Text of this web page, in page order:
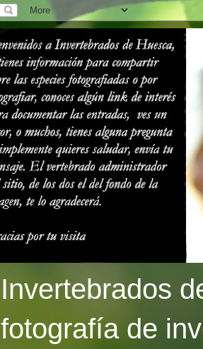
Invertebrados
fotografía de